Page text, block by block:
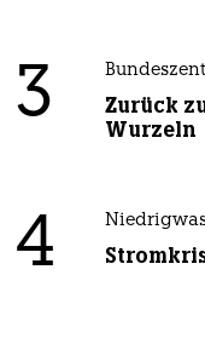
3
Zurück
Wurzeln
4